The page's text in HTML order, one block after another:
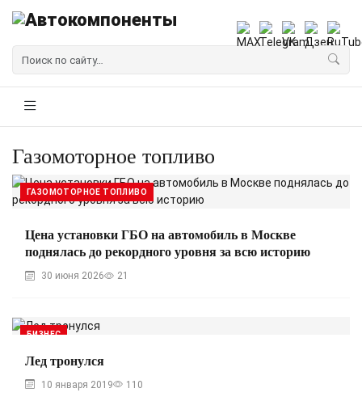
Газомоторное топливо
ГАЗОМОТОРНОЕ ТОПЛИВО
Цена установки ГБО на автомобиль в Москве
поднялась до рекордного уровня за всю историю
30 июня 2026 21
БИЗНЕС
Лед тронулся
10 января 2019 110